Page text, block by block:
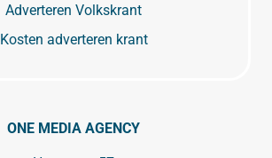
Adverteren Volkskrant
Kosten adverteren krant
ONE MEDIA AGENCY